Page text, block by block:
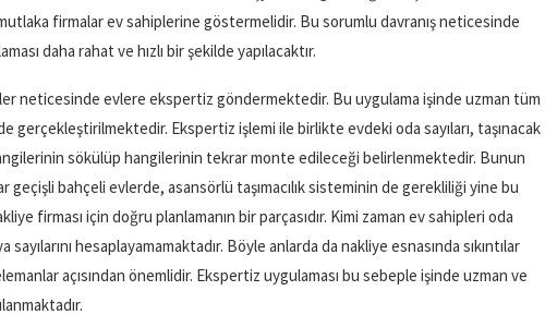
mutlaka firmalar ev sahiplerine göstermelidir. Bu sorumlu davranış neticesinde
daha rahat ve hızlı bir şekilde yapılacaktır.
neticesinde evlere ekspertiz göndermektedir. Bu uygulama işinde uzman tüm
gerçekleştirilmektedir. Ekspertiz işlemi ile birlikte evdeki oda sayıları, taşınacak
sökülüp hangilerinin tekrar monte edileceği belirlenmektedir. Bunun
geçişli bahçeli evlerde, asansörlü taşımacılık sisteminin de gerekliliği yine bu
firması için doğru planlamanın bir parçasıdır. Kimi zaman ev sahipleri oda
sayılarını hesaplayamamaktadır. Böyle anlarda da nakliye esnasında sıkıntılar
açısından önemlidir. Ekspertiz uygulaması bu sebeple işinde uzman ve